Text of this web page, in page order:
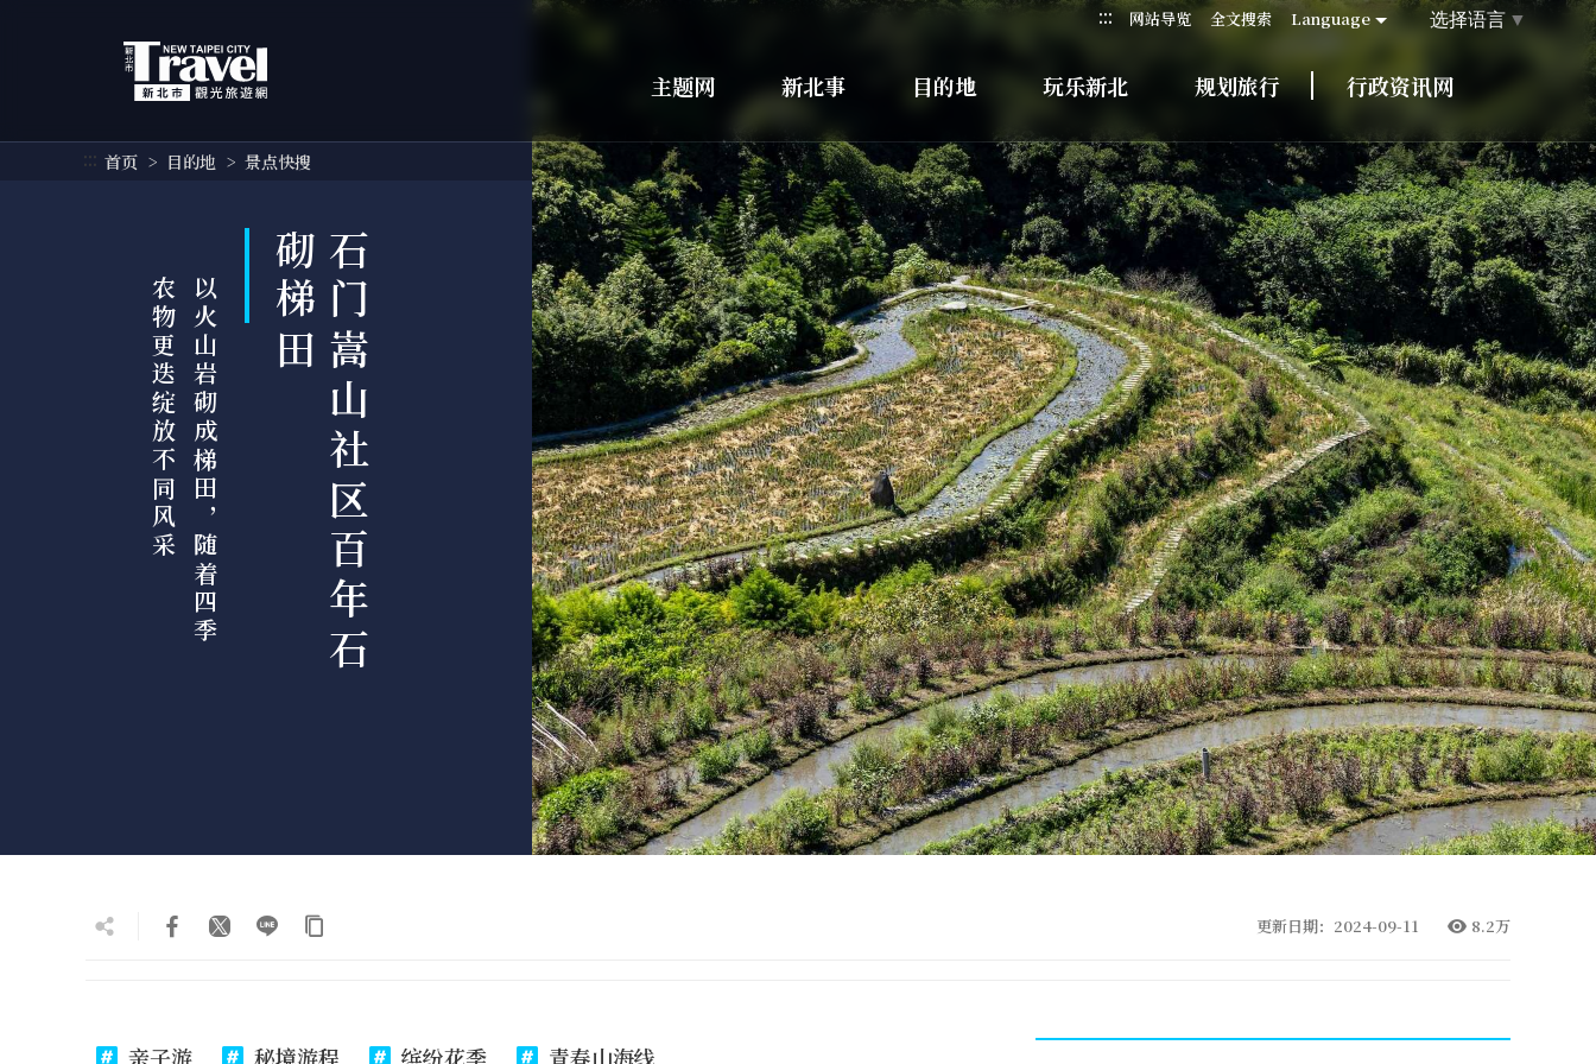
::: 网站导览 全文搜索 Language 选择语言 ▼
主题网 新北事 目的地 玩乐新北 规划旅行 行政资讯网
::: 首页 目的地 景点快搜
石
门
嵩
山
社
区
百
年
石
砌
梯
田
以
火
山
岩
砌
成
梯
田
，
随
着
四
季
农
物
更
迭
绽
放
不
同
风
采
更新日期：2024-09-11 8.2万
亲子游 秘境游程 缤纷花季 青春山海线